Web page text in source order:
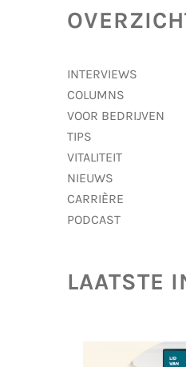
INTERVIEWS
COLUMNS
VOOR BEDRIJVEN
TIPS
VITALITEIT
NIEUWS
CARRIÈRE
PODCAST
LAATSTE